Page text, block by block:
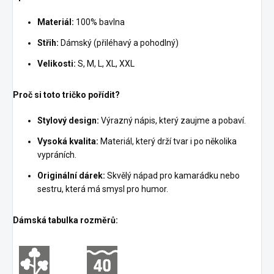
Materiál: 100% bavlna
Střih: Dámský (přiléhavý a pohodlný)
Velikosti: S, M, L, XL, XXL
Proč si toto tričko pořídit?
Stylový design: Výrazný nápis, který zaujme a pobaví.
Vysoká kvalita: Materiál, který drží tvar i po několika
vypráních.
Originální dárek: Skvělý nápad pro kamarádku nebo
sestru, která má smysl pro humor.
Dámská tabulka rozměrů: